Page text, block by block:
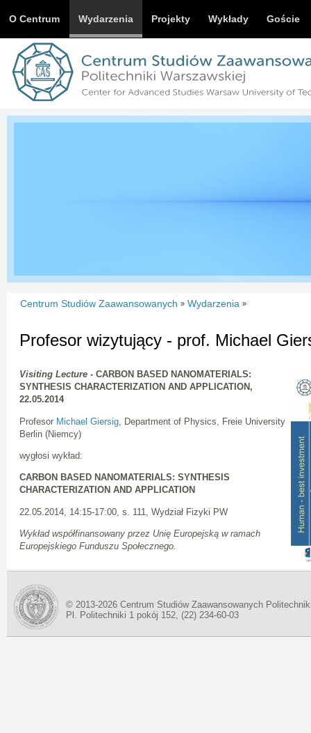
O Centrum Wydarzenia Projekty Wykłady Goście
Centrum Studiów Zaawansowanych » Wydarzenia »
Profesor wizytujący - prof. Michael
Visiting Lecture - CARBON BASED NANOMATERIALS:
SYNTHESIS CHARACTERIZATION AND APPLICATION,
22.05.2014
Profesor Michael Giersig , Department of Physics, Freie University
Berlin (Niemcy)
wygłosi wykład:
CARBON BASED NANOMATERIALS: SYNTHESIS
CHARACTERIZATION AND APPLICATION
22.05.2014, 14:15-17:00, s. 111, Wydział Fizyki PW
Wykład współfinansowany przez Unię Europejską w ramach
Europejskiego Funduszu Społecznego.
© 2013-2026 Centrum Studiów Zaawansowanych
Pl. Politechniki 1 pokój 152, (22) 234-60-03